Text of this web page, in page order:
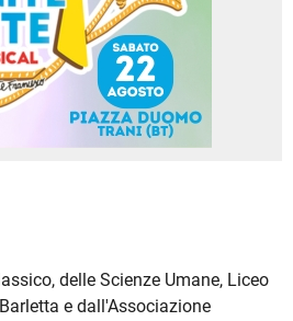
delle Scienze Umane, Liceo
e dall'Associazione